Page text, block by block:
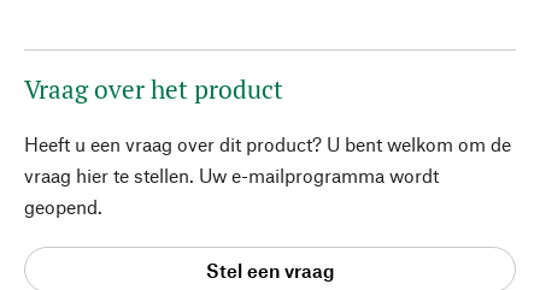
Vraag over het product
Heeft u een vraag over dit product? U bent welkom om de
vraag hier te stellen. Uw e-mailprogramma wordt
geopend.
Stel een vraag